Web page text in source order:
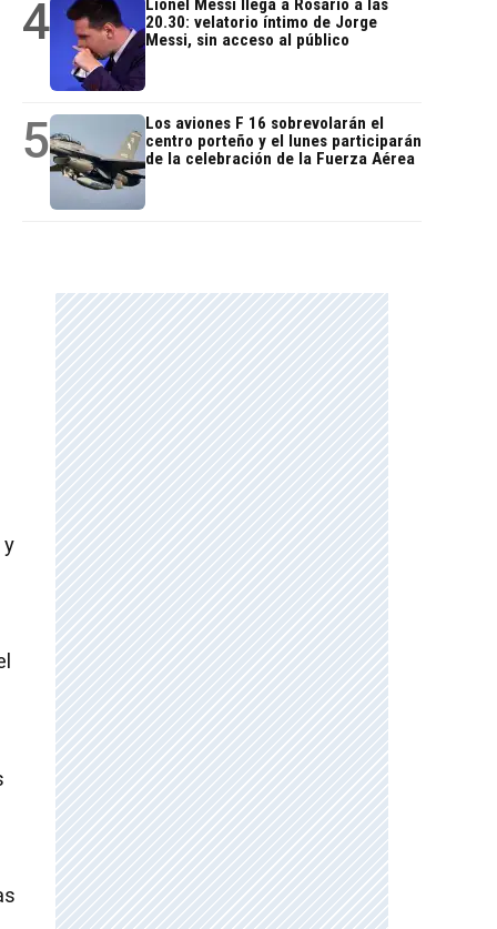
y
4
Lionel Messi llega a Rosario a las
20.30: velatorio íntimo de Jorge
Messi, sin acceso al público
5
Los aviones F 16 sobrevolarán el
centro porteño y el lunes participarán
de la celebración de la Fuerza Aérea